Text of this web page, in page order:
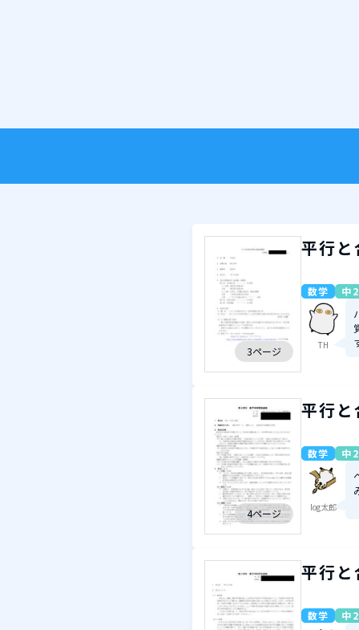
3ページ
平行と
数学 中2
TH
4ページ
平行と
数学 中2
log太郎
平行と
数学 中2